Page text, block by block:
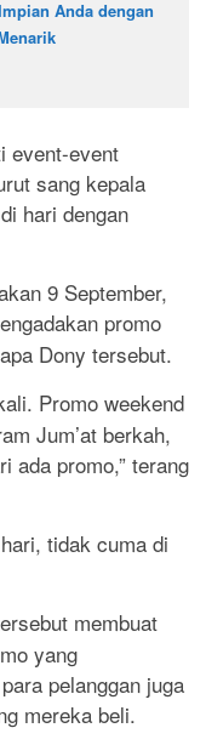
Anda dengan
event-event
sang kepala
hari dengan
9 September,
promo
Dony tersebut.
Promo weekend
Jum’at berkah,
ada promo,” terang
tidak cuma di
membuat
yang
pelanggan juga
mereka beli.